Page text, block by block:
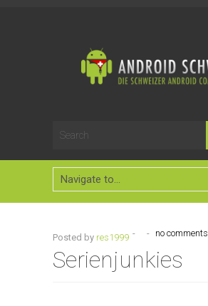
Posted by res1999 - - no comments
Serienjunkies